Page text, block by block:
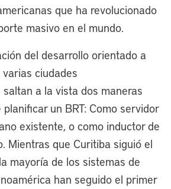
que ha revolucionado
masivo en el mundo.
del desarrollo orientado a
varias ciudades
a la vista dos maneras
un BRT: Como servidor
existente, o como inductor de
Mientras que Curitiba siguió el
mayoría de los sistemas de
han seguido el primer